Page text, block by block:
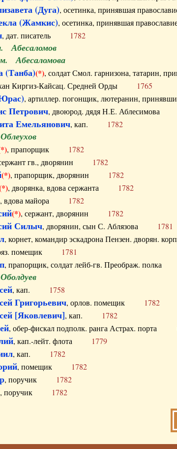
(Дуга), осетинка, принявшая
(Жамкис), осетинка, принявшая
, дат. писатель 1782
Абесаломов
Абесаломова
(Танба)(*), солдат Смол. гарнизона, татарин,
Киргиз-Кайсац. Средней Орды 1765
, артиллер. погонщик, лютеранин,
Петрович, двоюрод. дядя Н.Е. Аблесимова
Емельянович, кап. 1782
, прапорщик 1782
гв., дворянин 1782
(*), прапорщик, дворянин 1782
, дворянка, вдова сержанта 1782
, вдова майора 1782
(*), сержант, дворянин 1782
Силыч, дворянин, сын С. Аблязова 1781
, корнет, командир эскадрона Пензен. дворян.
помещик 1781
, прапорщик, солдат лейб-гв. Преображ. полка
, кап. 1758
Григорьевич, орлов. помещик 1782
[Яковлевич], кап. 1782
, обер-фискал подполк. ранга Астрах. порта
, кап.-лейт. флота 1779
, кап. 1782
, помещик 1782
, поручик 1782
, поручик 1782